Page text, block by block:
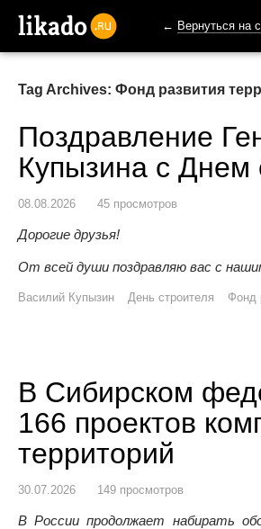
← Вернуться на
Tag Archives: Фонд развития
Поздравление
Купызина с Днем
08.08.2026 45 просмотров
Дорогие друзья!
От всей души поздравляю вас с
Василий Купызин День строителя Фонд
В Сибирском
166 проектов
территорий
30.07.2026 149 просмотров
В России продолжает набирать